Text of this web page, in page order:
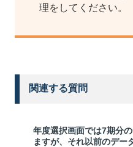
理をしてください。
関連する質問
年度選択画面では7期分
ますが、それ以前のデー